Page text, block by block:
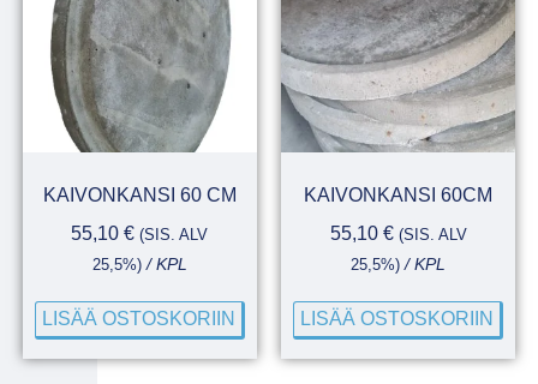
KAIVONKANSI 60 CM
55,10€ (SIS. ALV
25,5%)/ KPL
LISÄÄ OSTOSKORIIN
KAIVONKANSI 60CM
55,10 € (SIS. ALV
25,5%) / KPL
LISÄÄ OSTOSKORIIN